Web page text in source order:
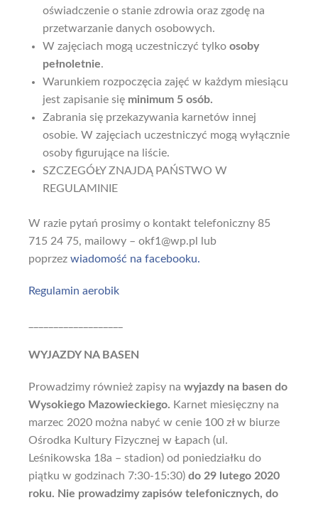
oświadczenie o stanie zdrowia oraz zgodę na
przetwarzanie danych osobowych.
W zajęciach mogą uczestniczyć tylko osoby
pełnoletnie.
Warunkiem rozpoczęcia zajęć w każdym miesiącu
jest zapisanie się minimum 5 osób.
Zabrania się przekazywania karnetów innej
osobie. W zajęciach uczestniczyć mogą wyłącznie
osoby figurujące na liście.
SZCZEGÓŁY ZNAJDĄ PAŃSTWO W
REGULAMINIE
W razie pytań prosimy o kontakt telefoniczny 85
715 24 75, mailowy – okf1@wp.pl lub
poprzez wiadomość na facebooku.
Regulamin aerobik
WYJAZDY NA BASEN
Prowadzimy również zapisy na wyjazdy na basen do
Wysokiego Mazowieckiego. Karnet miesięczny na
marzec 2020 można nabyć w cenie 100 zł w biurze
Ośrodka Kultury Fizycznej w Łapach (ul.
Leśnikowska 18a – stadion) od poniedziałku do
piątku w godzinach 7:30-15:30) do 29 lutego 2020
roku. Nie prowadzimy zapisów telefonicznych, do